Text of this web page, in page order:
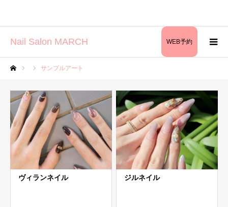
Nail Salon MARCH WEB予約
サンプルアート
ヴィランネイル ジルネイル